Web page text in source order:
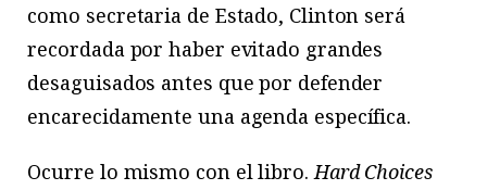
como secretaria de Estado, Clinton será
recordada por haber evitado grandes
desaguisados antes que por defender
encarecidamente una agenda específica.
Ocurre lo mismo con el libro. Hard Choices